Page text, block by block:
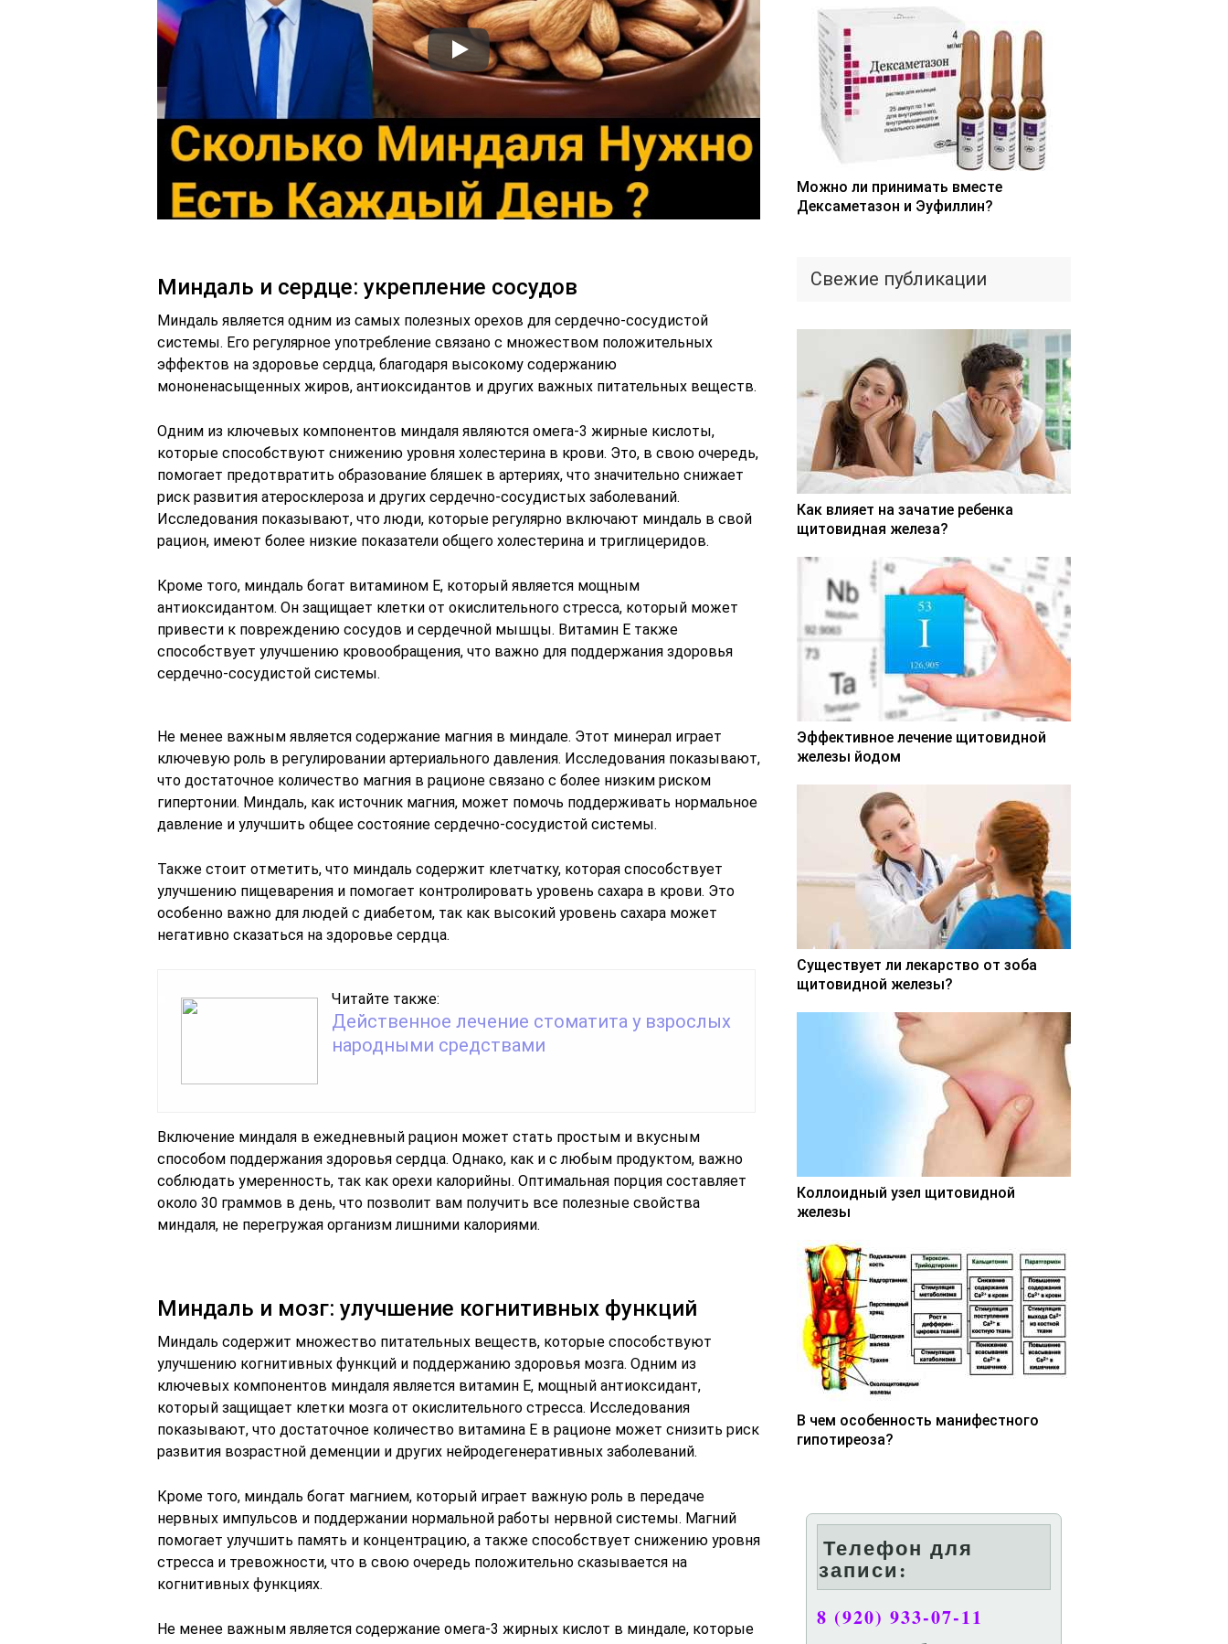
Миндаль и сердце: укрепление сосудов
Миндаль является одним из самых полезных орехов для сердечно-сосудистой
системы. Его регулярное употребление связано с множеством положительных
эффектов на здоровье сердца, благодаря высокому содержанию
мононенасыщенных жиров, антиоксидантов и других важных питательных веществ.
Одним из ключевых компонентов миндаля являются омега-3 жирные кислоты,
которые способствуют снижению уровня холестерина в крови. Это, в свою очередь,
помогает предотвратить образование бляшек в артериях, что значительно снижает
риск развития атеросклероза и других сердечно-сосудистых заболеваний.
Исследования показывают, что люди, которые регулярно включают миндаль в свой
рацион, имеют более низкие показатели общего холестерина и триглицеридов.
Кроме того, миндаль богат витамином Е, который является мощным
антиоксидантом. Он защищает клетки от окислительного стресса, который может
привести к повреждению сосудов и сердечной мышцы. Витамин Е также
способствует улучшению кровообращения, что важно для поддержания здоровья
сердечно-сосудистой системы.
Не менее важным является содержание магния в миндале. Этот минерал играет
ключевую роль в регулировании артериального давления. Исследования показывают,
что достаточное количество магния в рационе связано с более низким риском
гипертонии. Миндаль, как источник магния, может помочь поддерживать нормальное
давление и улучшить общее состояние сердечно-сосудистой системы.
Также стоит отметить, что миндаль содержит клетчатку, которая способствует
улучшению пищеварения и помогает контролировать уровень сахара в крови. Это
особенно важно для людей с диабетом, так как высокий уровень сахара может
негативно сказаться на здоровье сердца.
Читайте также:
Действенное лечение стоматита у взрослых
народными средствами
Включение миндаля в ежедневный рацион может стать простым и вкусным
способом поддержания здоровья сердца. Однако, как и с любым продуктом, важно
соблюдать умеренность, так как орехи калорийны. Оптимальная порция составляет
около 30 граммов в день, что позволит вам получить все полезные свойства
миндаля, не перегружая организм лишними калориями.
Миндаль и мозг: улучшение когнитивных функций
Миндаль содержит множество питательных веществ, которые способствуют
улучшению когнитивных функций и поддержанию здоровья мозга. Одним из
ключевых компонентов миндаля является витамин Е, мощный антиоксидант,
который защищает клетки мозга от окислительного стресса. Исследования
показывают, что достаточное количество витамина Е в рационе может снизить риск
развития возрастной деменции и других нейродегенеративных заболеваний.
Кроме того, миндаль богат магнием, который играет важную роль в передаче
нервных импульсов и поддержании нормальной работы нервной системы. Магний
помогает улучшить память и концентрацию, а также способствует снижению уровня
стресса и тревожности, что в свою очередь положительно сказывается на
когнитивных функциях.
Не менее важным является содержание омега-3 жирных кислот в миндале, которые
Можно ли принимать вместе
Дексаметазон и Эуфиллин?
Свежие публикации
Как влияет на зачатие ребенка
щитовидная железа?
Эффективное лечение щитовидной
железы йодом
Существует ли лекарство от зоба
щитовидной железы?
Коллоидный узел щитовидной
железы
В чем особенность манифестного
гипотиреоза?
Телефон для
записи:
8 (920) 933-07-11